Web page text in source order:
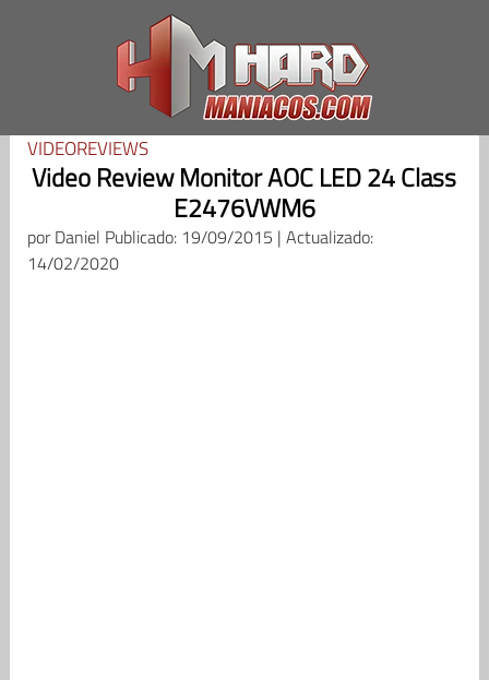
VIDEOREVIEWS
Video Review Monitor AOC LED 24 Class
E2476VWM6
porDaniel Publicado: 19/09/2015 | Actualizado:
14/02/2020